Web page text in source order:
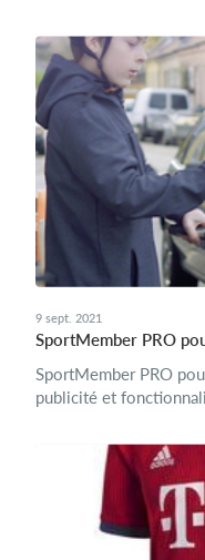
9 sept. 2021
SportMember PRO
SportMember PRO
publicité et